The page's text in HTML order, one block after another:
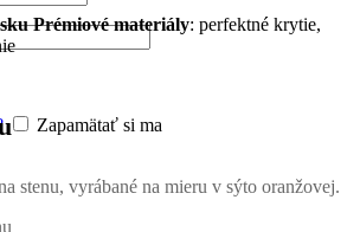
Zapamätať si ma
Prémiové materiály: perfektné krytie,
stenu, vyrábané na mieru v sýto oranžovej.